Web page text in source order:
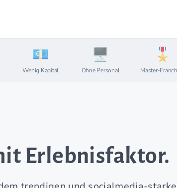
Wenig Kapital Ohne Personal Master-
Erlebnisfaktor.